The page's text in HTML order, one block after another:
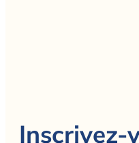
Inscrivez-